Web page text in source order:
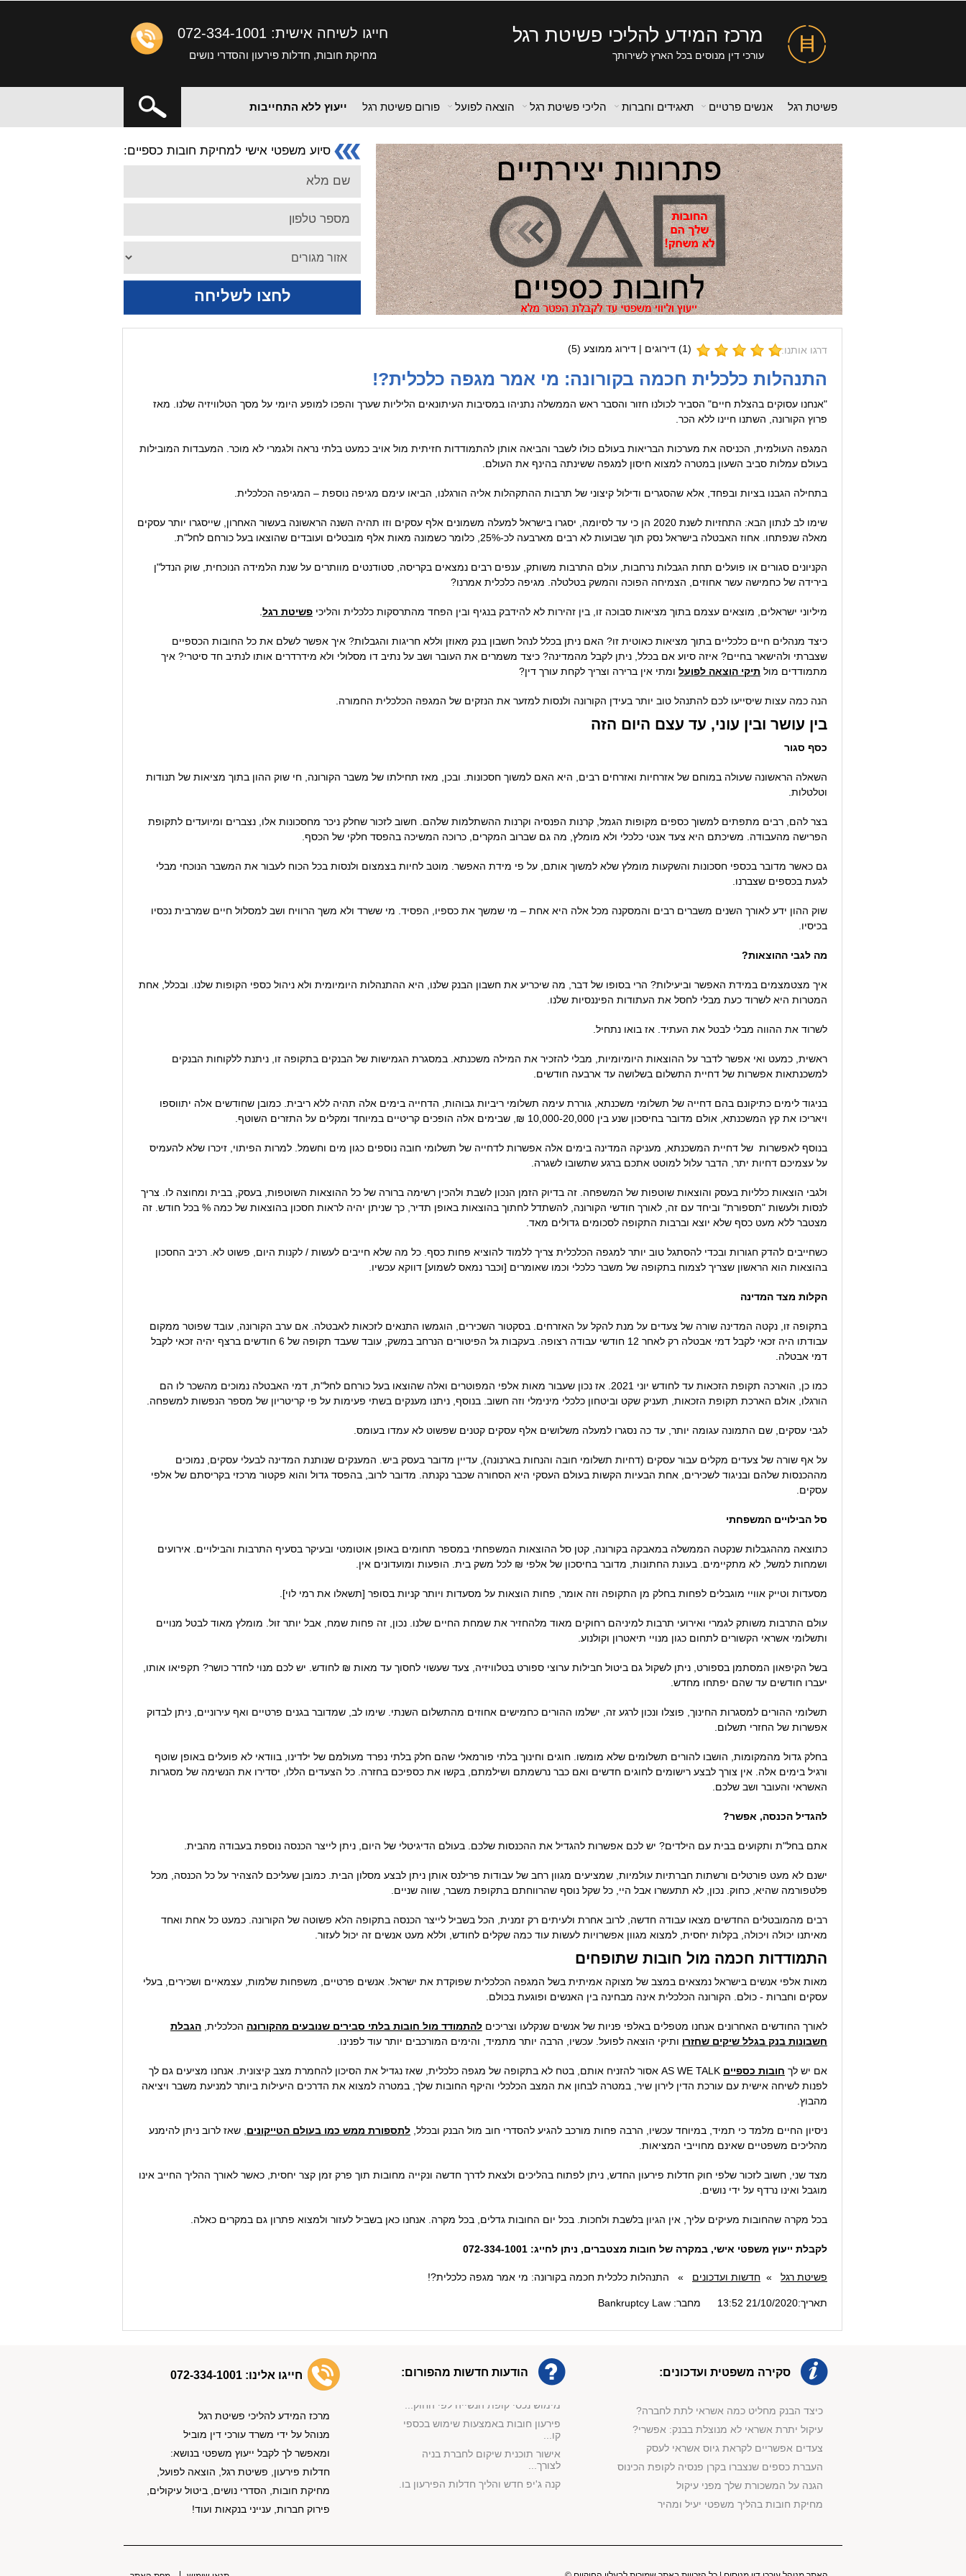
מרכז המידע להליכי פשיטת רגל
עורכי דין מנוסים בכל הארץ לשירותך
חייגו לשיחה אישית: 072-334-1001
מחיקת חובות, חדלות פירעון והסדרי נושים
פשיטת רגל אנשים פרטיים תאגידים וחברות הליכי פשיטת רגל הוצאה לפועל פורום פשיטת רגל ייעוץ ללא התחייבות X
סיוע משפטי אישי למחיקת חובות כספיים:
שם מלא
מספר טלפון
לחצו לשליחה
דרגו אותנו: (
1) דירוגים | דירוג ממוצע (5
)
התנהלות כלכלית חכמה בקורונה: מי אמר מגפה כלכלית?!
"אנחנו עסוקים בהצלת חיים" הסביר לכולנו חזור והסבר ראש הממשלה נתניהו במסיבות העיתונאים הליליות שערך והפכו למופע היומי על מסך הטלוויזיה שלנו. מאז
פרוץ הקורונה, השתנו חיינו ללא הכר.
המגפה העולמית, הכניסה את מערכות הבריאות בעולם כולו לשבר והביאה אותן להתמודדות חזיתית מול אויב כמעט בלתי נראה ולגמרי לא מוכר. המעבדות המובילות
בעולם עמלות סביב השעון במטרה למצוא חיסון למגפה ששינתה בהינף את העולם.
בתחילה הגבנו בציות ובפחד, אלא שהסגרים ודילול קיצוני של תרבות ההתקהלות אליה הורגלנו, הביאו עימם מגיפה נוספת – המגיפה הכלכלית.
שימו לב לנתון הבא: התחזיות לשנת 2020 הן כי עד לסיומה, יסגרו בישראל למעלה משמונים אלף עסקים וזו תהיה השנה הראשונה בעשור האחרון, שייסגרו יותר עסקים
מאלה שנפתחו. אחוז האבטלה בישראל נסק תוך שבועות לא רבים מארבעה לכ-25%, כלומר כשמונה מאות אלף מובטלים ועובדים שהוצאו בעל כורחם לחל"ת.
הקניונים סגורים או פועלים תחת הגבלות נרחבות, עולם התרבות משותק, ענפים רבים נמצאים בקריסה, סטודנטים מוותרים על שנת הלמידה הנוכחית, שוק הנדל"ן
בירידה של כחמישה עשר אחוזים, הצמיחה הפוכה והמשק בטלטלה. מגיפה כלכלית אמרנו?
מיליוני ישראלים, מוצאים עצמם בתוך מציאות סבוכה זו, בין זהירות לא להידבק בנגיף ובין הפחד מהתרסקות כלכלית והליכי פשיטת רגל
כיצד מנהלים חיים כלכליים בתוך מציאות כאוטית זו? האם ניתן בכלל לנהל חשבון בנק מאוזן וללא חריגות והגבלות? איך אפשר לשלם את כל החובות הכספיים
שצברתי ולהישאר בחיים? איזה סיוע אם בכלל, ניתן לקבל מהמדינה? כיצד משמרים את העובר ושב על נתיב דו מסלולי ולא מידרדרים אותו לנתיב חד סיטרי? איך
מתמודדים מול תיקי הוצאה לפועל ומתי אין ברירה וצריך לקחת עורך דין?
הנה כמה עצות שיסייעו לכם להתנהל טוב יותר בעידן הקורונה ולנסות למזער את הנזקים של המגפה הכלכלית החמורה.
בין עושר ובין עוני, עד עצם היום הזה
כסף סגור
השאלה הראשונה שעולה במוחם של אזרחיות ואזרחים רבים, היא האם למשוך חסכונות. ובכן, מאז תחילתו של משבר הקורונה, חי שוק ההון בתוך מציאות של תנודות
וטלטלות.
בצר להם, רבים מתפתים למשוך כספים מקופות הגמל, קרנות הפנסיה וקרנות ההשתלמות שלהם. חשוב לזכור שחלק ניכר מחסכונות אלו, נצברים ומיועדים לתקופת
הפרישה מהעבודה. משיכתם היא צעד אנטי כלכלי ולא מומלץ, מה גם שברוב המקרים, כרוכה המשיכה בהפסד חלקי של הכסף.
גם כאשר מדובר בכספי חסכונות והשקעות מומלץ שלא למשוך אותם, על פי מידת האפשר. מוטב לחיות בצמצום ולנסות בכל הכוח לעבור את המשבר הנוכחי מבלי
לגעת בכספים שצברנו.
שוק ההון ידע לאורך השנים משברים רבים והמסקנה מכל אלה היא אחת – מי שמשך את כספיו, הפסיד. מי ששרד ולא משך הרוויח ושב למסלול חיים שמרבית נכסיו
בכיסיו.
מה לגבי ההוצאות?
איך מצטמצמים במידת האפשר וביעילות? הרי בסופו של דבר, מה שיכריע את חשבון הבנק שלנו, היא ההתנהלות היומיומית ולא ניהול כספי הקופות שלנו. ובכלל, אחת
המטרות היא לשרוד כעת מבלי לחסל את העתודות הפיננסיות שלנו.
לשרוד את ההווה מבלי לבטל את העתיד. אז בואו נתחיל.
ראשית, כמעט ואי אפשר לדבר על ההוצאות היומיומיות, מבלי להזכיר את המילה משכנתא. במסגרת הגמישות של הבנקים בתקופה זו, ניתנת ללקוחות הבנקים
למשכנתאות אפשרות של דחיית התשלום בשלושה עד ארבעה חודשים.
בניגוד לימים כתיקונם בהם דחייה של תשלומי משכנתא, גוררת עימה תשלומי ריביות גבוהות, הדחייה בימים אלה תהיה ללא ריבית. כמובן שחודשים אלה יתווספו
ויאריכו את קץ המשכנתא, אולם מדובר בחיסכון שנע בין 10,000-20,000 ₪, שבימים אלה הופכים קריטיים במיוחד ומקלים על התזרים השוטף.
בנוסף לאפשרות של דחיית המשכנתא, מעניקה המדינה בימים אלה אפשרות לדחייה של תשלומי חובה נוספים כגון מים וחשמל. למרות הפיתוי, זיכרו שלא להעמיס
על עצמיכם דחיות יתר, הדבר עלול למוטט אתכם ברגע שתשובו לשגרה.
ולגבי הוצאות כלליות בעסק והוצאות שוטפות של המשפחה. זה בדיוק הזמן הנכון לשבת ולהכין רשימה ברורה של כל ההוצאות השוטפות, בעסק, בבית ומחוצה לו. צריך
לנסות ולעשות "תספורת" וביחד עם זה, לאורך חודשי הקורונה, להשתדל לחתוך בהוצאות באופן תדיר, כך שניתן יהיה לראות חסכון בהוצאות של כמה % בכל חודש. זה
מצטבר ללא מעט כסף שלא יוצא וברבות התקופה לסכומים גדולים מאד.
כשחייבים להדק חגורות ובכדי להסתגל טוב יותר למגפה הכלכלית צריך ללמוד להוציא פחות כסף. כל מה שלא חייבים לעשות / לקנות היום, פשוט לא. רכיב החסכון
בהוצאות הוא הראשון שצריך לצמוח בתקופה של משבר כלכלי וכמו שאומרים [וכבר נמאס לשמוע] דווקא עכשיו.
הקלות מצד המדינה
בתקופה זו, נקטה המדינה שורה של צעדים על מנת להקל על האזרחים. בסקטור השכירים, הוגמשו התנאים לזכאות לאבטלה. אם ערב הקורונה, עובד שפוטר ממקום
עבודתו היה זכאי לקבל דמי אבטלה רק לאחר 12 חודשי עבודה רצופה. בעקבות גל הפיטורים הנרחב במשק, עובד שעבד תקופה של 6 חודשים ברצף יהיה זכאי לקבל
דמי אבטלה.
כמו כן, הוארכה תקופת הזכאות עד לחודש יוני 2021. אז נכון שעבור מאות אלפי המפוטרים ואלה שהוצאו בעל כורחם לחל"ת, דמי האבטלה נמוכים מהשכר לו הם
הורגלו, אולם הארכת תקופת הזכאות, תעניק שקט וביטחון כלכלי מינימלי וזה חשוב. בנוסף, ניתנו מענקים בשתי פעימות על פי קריטריון של מספר הנפשות למשפחה.
לגבי עסקים, שם התמונה עגומה יותר, עד כה נסגרו למעלה משלושים אלף עסקים קטנים שפשוט לא עמדו בעומס.
על אף שורה של צעדים מקלים עבור עסקים (דחיות תשלומי חובה והנחות בארנונה), עדיין מדובר בעסק ביש. המענקים שנותנת המדינה לבעלי עסקים, נמוכים
מההכנסות שלהם ובניגוד לשכירים, אחת הבעיות הקשות בעולם העסקי היא הסחורה שכבר נקנתה. מדובר לרוב, בהפסד גדול והוא פקטור מרכזי בקריסתם של אלפי
עסקים.
סל הבילויים המשפחתי
כתוצאה מההגבלות שנקטה הממשלה במאבקה בקורונה, קטן סל ההוצאות המשפחתי במספר תחומים באופן אוטומטי ובעיקר בסעיף התרבות והבילויים. אירועים
ושמחות למשל, לא מתקיימים. בעונת החתונות, מדובר בחיסכון של אלפי ₪ לכל משק בית. הופעות ומועדונים אין.
מסעדות וטייק אוויי מוגבלים לפחות בחלק מן התקופה וזה אומר, פחות הוצאות על מסעדות ויותר קניות בסופר [תשאלו את רמי לוי].
עולם התרבות משותק לגמרי ואירועי תרבות למיניהם רחוקים מאוד מלהחזיר את שמחת החיים שלנו. נכון, זה פחות שמח, אבל יותר זול. מומלץ מאוד לבטל מנויים
ותשלומי אשראי הקשורים לתחום כגון מנויי תיאטרון וקולנוע.
בשל הקיפאון המסתמן בספורט, ניתן לשקול גם ביטול חבילות ערוצי ספורט בטלוויזיה, צעד שעשוי לחסוך עד מאות ₪ לחודש. יש לכם מנוי לחדר כושר? תקפיאו אותו,
יעברו חודשים עד שהם יפתחו מחדש.
תשלומי ההורים למסגרות החינוך, פוצלו ונכון לרגע זה, ישלמו ההורים כחמישים אחוזים מהתשלום השנתי. שימו לב, שמדובר בגנים פרטיים ואף עירוניים, ניתן לבדוק
אפשרות של החזרי תשלום.
בחלק גדול מהמקומות, הושבו להורים תשלומים שלא מומשו. חוגים וחינוך בלתי פורמאלי שהם חלק בלתי נפרד מעולמם של ילדינו, בוודאי לא פועלים באופן שוטף
ורגיל בימים אלה. אין צורך לבצע רישומים לחוגים חדשים ואם כבר נרשמתם ושילמתם, בקשו את כספיכם בחזרה. כל הצעדים הללו, יסדירו את הנשימה של מסגרות
האשראי והעובר ושב שלכם.
להגדיל הכנסה, אפשר?
אתם בחל"ת ותקועים בבית עם הילדים? יש לכם אפשרות להגדיל את ההכנסות שלכם. בעולם הדיגיטלי של היום, ניתן לייצר הכנסה נוספת בעבודה מהבית.
ישנם לא מעט פורטלים ורשתות חברתיות עולמיות, שמציעים מגוון רחב של עבודות פרילנס אותן ניתן לבצע מסלון הבית. כמובן שעליכם להצהיר על כל הכנסה, מכל
פלטפורמה שהיא, כחוק. נכון, לא תתעשרו אבל היי, כל שקל נוסף שהרווחתם בתקופת משבר, שווה שניים.
רבים מהמובטלים החדשים מצאו עבודה חדשה, לרוב אחרת ולעיתים רק זמנית, הכל בשביל לייצר הכנסה בתקופה הלא פשוטה של הקורונה. כמעט כל אחת ואחד
מאיתנו יכולה ויכולה, בקלות יחסית, למצוא מגוון אפשרויות לעשות עוד כמה שקלים לחודש, וללא מעט אנשים זה יכול לעזור.
התמודדות חכמה מול חובות שתופחים
מאות אלפי אנשים בישראל נמצאים במצב של מצוקה אמיתית בשל המגפה הכלכלית שפוקדת את ישראל. אנשים פרטיים, משפחות שלמות, עצמאיים ושכירים, בעלי
עסקים וחברות - כולם. הקורונה הכלכלית אינה מבחינה בין האנשים ופוגעת בכולם.
לאורך החודשים האחרונים אנחנו מטפלים באלפי פניות של אנשים שנקלעו וצריכים להתמודד מול חובות בלתי סבירים שנובעים מהקורונה הכלכלית, הגבלת
חשבונות בנק בגלל שיקים שחזרו ותיקי הוצאה לפועל. עכשיו, הרבה יותר מתמיד, והימים המורכבים יותר עוד לפנינו.
אם יש לך חובות כספיים
AS WE TALK אסור להזניח אותם, בטח לא בתקופה של מגפה כלכלית, שאז נגדיל את הסיכון להחמרת מצב קיצונית. אנחנו מציעים גם לך
לפנות לשיחה אישית עם עורכת הדין לירון שיר, במטרה לבחון את המצב הכלכלי והיקף החובות שלך, במטרה למצוא את הדרכים היעילות ביותר למניעת משבר ויציאה
מהבוץ.
ניסיון החיים מלמד כי תמיד, במיוחד עכשיו, הרבה פחות מורכב להגיע להסדרי חוב מול הבנק ובכלל, לתספורת ממש כמו בעולם הטייקונים , שאז לרוב ניתן להימנע
מהליכים משפטיים שאינם מחוייבי המציאות.
מצד שני, חשוב לזכור שלפי חוק חדלות פירעון החדש, ניתן לפתוח בהליכים ולצאת לדרך חדשה ונקייה מחובות תוך פרק זמן קצר יחסית, כאשר לאורך ההליך החייב אינו
מוגבל ואינו נרדף על ידי נושים.
בכל מקרה שהחובות מעיקים עליך, אין הגיון בלשבת ולחכות. בכל יום החובות גדלים, בכל מקרה. אנחנו כאן בשביל לעזור ולמצוא פתרון גם במקרים כאלה.
לקבלת ייעוץ משפטי אישי, במקרה של חובות מצטברים, ניתן לחייג: 072-334-1001
פשיטת רגל » חדשות ועדכונים » התנהלות כלכלית חכמה בקורונה: מי אמר מגפה כלכלית?!
תאריך:21/10/2020 13:52 מחבר: Bankruptcy Law
סקירה משפטית ועדכונים:
כיצד הבנק מחליט כמה אשראי לתת לחברה?
עיקול יתרת אשראי לא מנוצלת בבנק: אפשרי?
צעדים אפשריים לקראת גיוס אשראי לעסק
העברת כספים שנצברו בקרן פנסיה לקופת הכינוס
הגנה על המשכורת שלך מפני עיקול
מחיקת חובות בהליך משפטי יעיל ומהיר
הודעות חדשות מהפורום:
החברה לא קיימה צו עיקול משכורת
ותשל...
קו...
לצורך...
חייגו אלינו: 072-334-1001
מרכז המידע להליכי פשיטת רגל
מנוהל על ידי משרד עורכי דין מוביל
ומאפשר לך לקבל ייעוץ משפטי בנושא:
חדלות פירעון, פשיטת רגל, הוצאה לפועל,
מחיקת חובות, הסדרי נושים, ביטול עיקולים,
פירוק חברות, ענייני בנקאות ועוד!